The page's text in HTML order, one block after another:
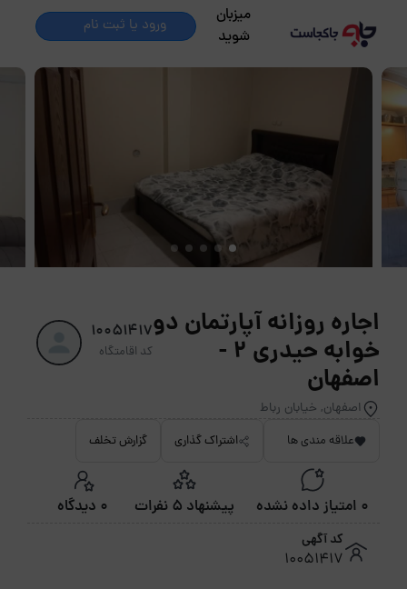
میزبان
شوید
ورود یا ثبت نام
اجاره روزانه آپارتمان دو
خوابه حیدری 2 -
اصفهان
اصفهان, خیابان رباط
10051417
کد اقامتگاه
علاقه مندی ها اشتراک گذاری گزارش تخلف
0 امتیاز داده نشده پیشنهاد 5 نفرات 0 دیدگاه
کد آگهی
10051417